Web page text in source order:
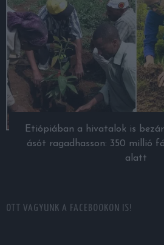
Etiópiában a hivatalok is
ásót ragadhasson: 350 millió
alatt
OTT VAGYUNK A FACEBOOKON IS!